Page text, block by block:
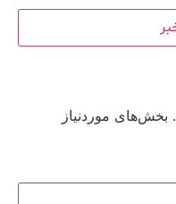
بخش‌های موردنیاز